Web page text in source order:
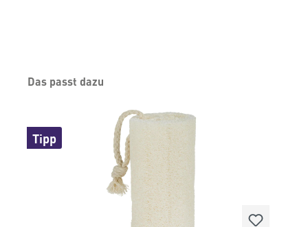
Produktgalerie überspringen
Das passt dazu
Tipp